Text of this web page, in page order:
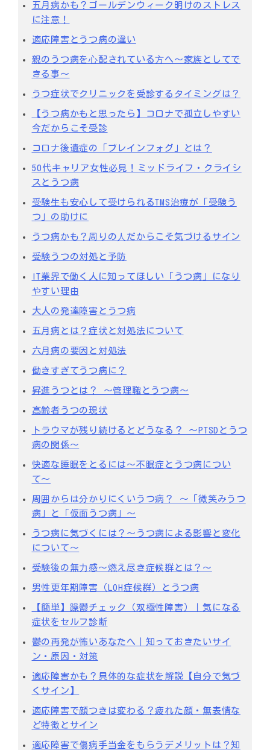
五月病かも？ゴールデンウィーク明けのストレス
に注意！
適応障害とうつ病の違い
親のうつ病を⼼配されている⽅へ～家族としてで
きる事～
うつ症状でクリニックを受診するタイミングは？
【うつ病かもと思ったら】コロナで孤立しやすい
今だからこそ受診
コロナ後遺症の「ブレインフォグ」とは？
50代キャリア女性必見！ミッドライフ・クライシ
スとうつ病
受験生も安心して受けられるTMS治療が「受験う
つ」の助けに
うつ病かも？周りの⼈だからこそ気づけるサイン
受験うつの対処と予防
IT業界で働く人に知ってほしい「うつ病」になり
やすい理由
大人の発達障害とうつ病
五月病とは？症状と対処法について
六月病の要因と対処法
働きすぎてうつ病に？
昇進うつとは？ ～管理職とうつ病～
高齢者うつの現状
トラウマが残り続けるとどうなる？ ～PTSDとうつ
病の関係～
快適な睡眠をとるには〜不眠症とうつ病につい
て〜
周囲からは分かりにくいうつ病？ 〜「微笑みうつ
病」と「仮⾯うつ病」〜
うつ病に気づくには？～うつ病による影響と変化
について～
受験後の無⼒感〜燃え尽き症候群とは？〜
男性更年期障害（LOH症候群）とうつ病
【簡単】躁鬱チェック（双極性障害）｜気になる
症状をセルフ診断
鬱の再発が怖いあなたへ｜知っておきたいサイ
ン・原因・対策
適応障害かも？具体的な症状を解説【自分で気づ
くサイン】
適応障害で顔つきは変わる？疲れた顔・無表情な
ど特徴とサイン
適応障害で傷病手当金をもらうデメリットは？知